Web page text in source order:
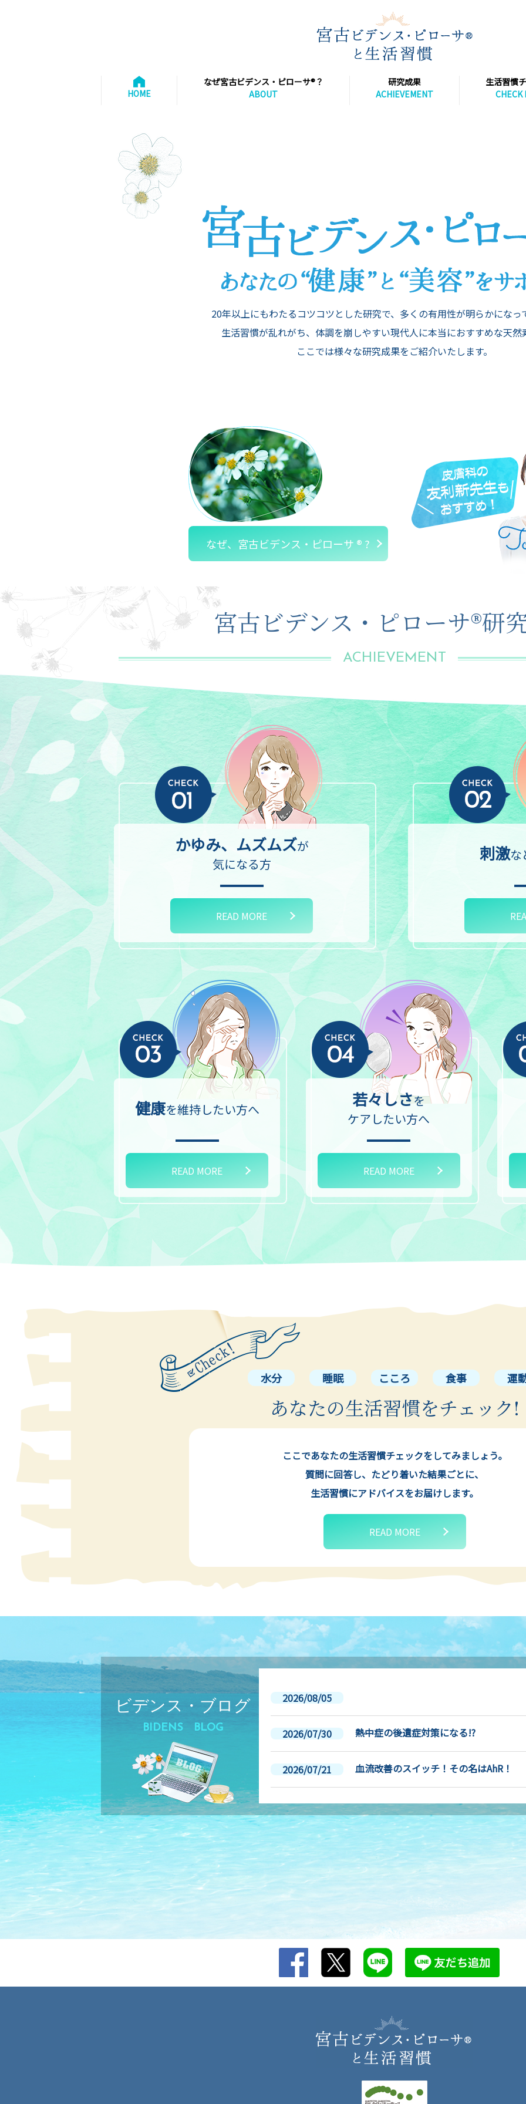
HOME
なぜ宮古ビデンス・ピローサ®？
ABOUT
研究成果
ACHIEVEMENT
生活習慣
CHECK
20年以上にもわたるコツコツとした研究で、多くの有用性が明らかになっ
生活習慣が乱れがち、体調を崩しやすい現代人に本当におすすめな天然
ここでは様々な研究成果をご紹介いたします。
なぜ、宮古ビデンス・ピローサ ® ?
宮古ビデンス・ピローサ®研
ACHIEVEMENT
かゆみ、ムズムズが
気になる方
READ MORE
刺激な
健康を維持したい方へ
READ MORE
若々しさを
ケアしたい方へ
READ MORE
水分 睡眠 こころ 食事 運
あなたの生活習慣をチェック!
ここであなたの生活習慣チェックをしてみましょう。
質問に回答し、たどり着いた結果ごとに、
生活習慣にアドバイスをお届けします。
READ MORE
ビデンス・ブログ
BIDENS BLOG
2026/08/05
2026/07/30 熱中症の後遺症対策になる!?
2026/07/21 血流改善のスイッチ！その名はAhR！
2026/07/16 夏バテ対策② 血液サラサラ作用のメカ
2026/07/15 夏バテ対策① 気温差に負けるな！